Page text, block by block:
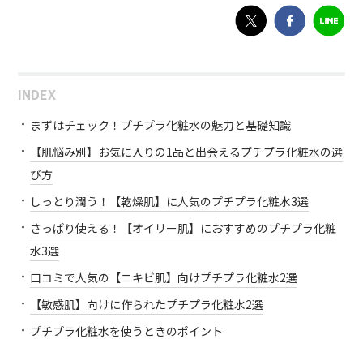
INDEX
まずはチェック！プチプラ化粧水の魅力と基礎知識
【肌悩み別】お気に入りの1品と出会えるプチプラ化粧水の選
び方
しっとり潤う！【乾燥肌】に人気のプチプラ化粧水3選
さっぱり使える！【オイリー肌】におすすめのプチプラ化粧
水3選
口コミで人気の【ニキビ肌】向けプチプラ化粧水2選
【敏感肌】向けに作られたプチプラ化粧水2選
プチプラ化粧水を使うときのポイント